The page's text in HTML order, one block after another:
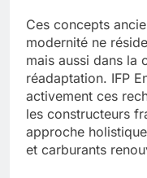
Ces concepts
modernité ne
mais aussi dans la
réadaptation. IFP
activement ces
les constructeurs
approche
et carburants